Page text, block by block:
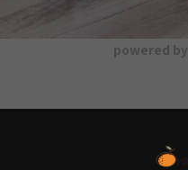
powered by